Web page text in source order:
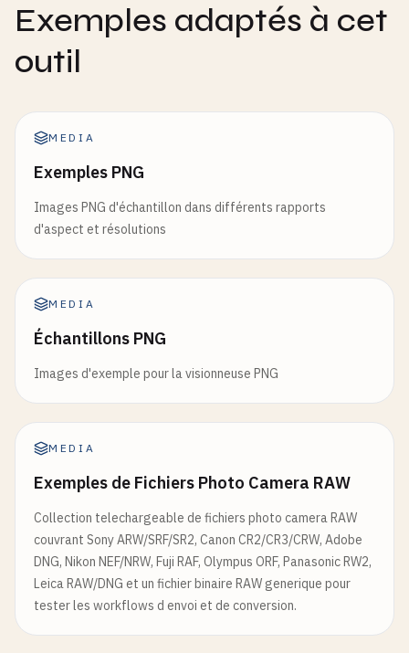
Exemples adaptés à cet
outil
MEDIA
Exemples PNG
Images PNG d'échantillon dans différents rapports
d'aspect et résolutions
MEDIA
Échantillons PNG
Images d'exemple pour la visionneuse PNG
MEDIA
Exemples de Fichiers Photo Camera RAW
Collection telechargeable de fichiers photo camera RAW
couvrant Sony ARW/SRF/SR2, Canon CR2/CR3/CRW, Adobe
DNG, Nikon NEF/NRW, Fuji RAF, Olympus ORF, Panasonic RW2,
Leica RAW/DNG et un fichier binaire RAW generique pour
tester les workflows d envoi et de conversion.